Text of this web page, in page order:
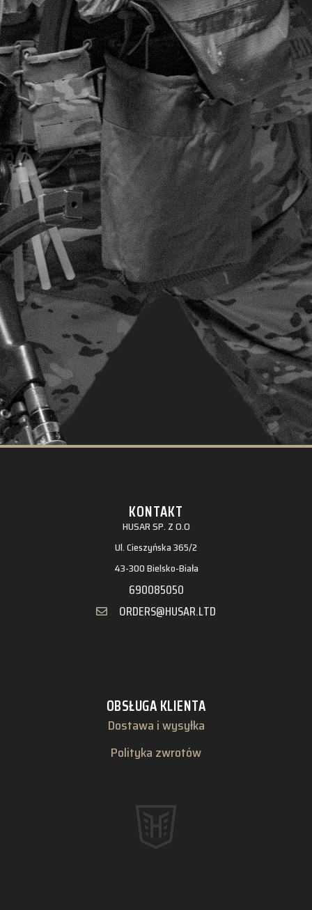
KONTAKT
HUSAR SP. Z O.O
Ul. Cieszyńska 365/2
43-300 Bielsko-Biała
690085050
ORDERS@HUSAR.LTD
OBSŁUGA KLIENTA
Dostawa i wysyłka
Polityka zwrotów